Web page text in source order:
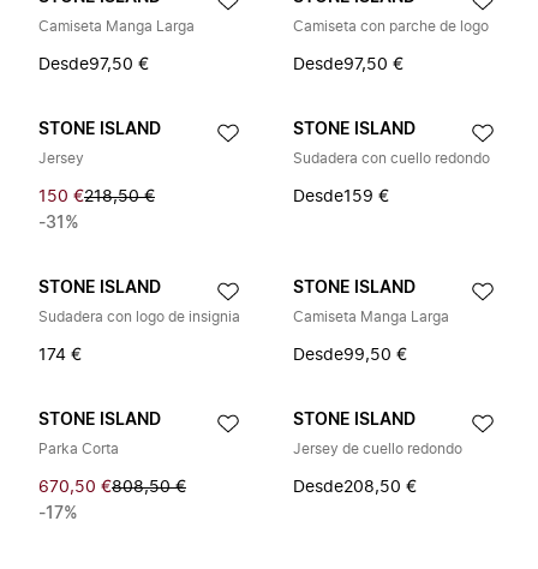
Camiseta Manga Larga
Desde97,50 €
Camiseta con parche de logo
Desde97,50 €
STONE ISLAND
Jersey
150 €218,50 €
-31%
STONE ISLAND
Sudadera con cuello redondo
Desde159 €
STONE ISLAND
Sudadera con logo de insignia
174 €
STONE ISLAND
Camiseta Manga Larga
Desde99,50 €
STONE ISLAND
Parka Corta
670,50 €808,50 €
-17%
STONE ISLAND
Jersey de cuello redondo
Desde208,50 €